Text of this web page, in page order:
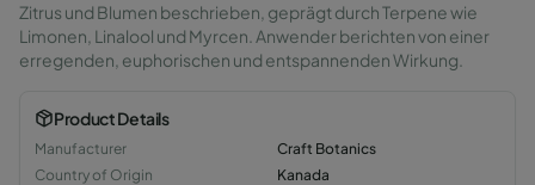
Zitrus und Blumen beschrieben, geprägt durch Terpene wie
Limonen, Linalool und Myrcen. Anwender berichten von einer
erregenden, euphorischen und entspannenden Wirkung.
Product Details
Manufacturer
Craft Botanics
Country of Origin
Kanada